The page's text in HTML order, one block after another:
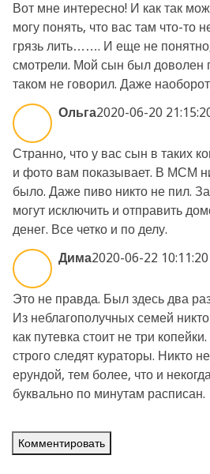
Вот мне интересно! И как так
могу понять, что вас там что-то
грязь лить……. И еще не
смотрели. Мой сын был доволен
таком не говорил. Даже
Ольга2020-06-20
Странно, что у вас сын в таких
и фото вам показывает. В МСМ
было. Даже пиво никто не пил.
могут исключить и отправить
денег. Все четко и по делу.
Дима2020-06-22 10:11:20
Это не правда. Был здесь два
Из неблагополучных семей
как путевка стоит не три
строго следят кураторы. Никто
ерундой, тем более, что и
буквально по минутам расписан.
Комментировать